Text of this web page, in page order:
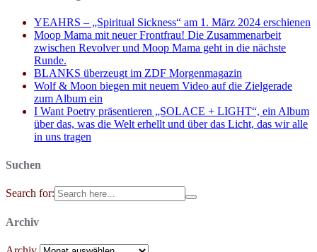
YEAHRS – „Spiritual Sickness“ am 1. März 2024 erschienen
Moop Mama mit neuer Frontfrau! Die Zusammenarbeit
zwischen Revolver und Moop Mama geht in die nächste
Runde.
BLANKS überzeugt im ZDF Morgenmagazin
Wolf & Moon biegen mit neuem Video auf die Zielgerade
zum Album ein
I Want Poetry präsentieren „SOLACE + LIGHT“, ein Album
über das, was die Welt erhellt und über das Licht, das wir alle
in uns tragen
Suchen
Search for:
Archiv